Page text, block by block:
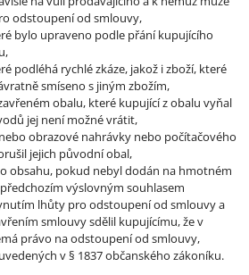
odstoupení od smlouvy,
bylo upraveno podle přání kupujícího
podléhá rychlé zkáze, jakož i zboží, které
smíseno s jiným zbožím,
obalu, které kupující z obalu vyňal
jej není možné vrátit,
obrazové nahrávky nebo počítačového
jejich původní obal,
obsahu, pokud nebyl dodán na hmotném
výslovným souhlasem
lhůty pro odstoupení od smlouvy a
smlouvy sdělil kupujícímu, že v
právo na odstoupení od smlouvy,
v § 1837 občanského zákoníku.